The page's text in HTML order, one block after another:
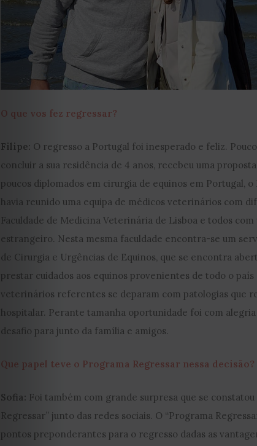
JULHO
2026
2025
2024
2023
2022
2021
Obras
de
Capa
Contactos
Estatuto
Editorial
O que vos fez regressar?
Filipe: O regresso a Portugal foi inesperado e feliz.
concluir a sua residência de 4 anos, recebeu uma
poucos diplomados em cirurgia de equinos em Portugal,
havia reunido uma equipa de médicos veterinários com
Faculdade de Medicina Veterinária de Lisboa e todos
estrangeiro. Nesta mesma faculdade encontra-se um
de Cirurgia e Urgências de Equinos, que se encontra
prestar cuidados aos equinos provenientes de todo o país
veterinários referentes se deparam com patologias que
hospitalar. Perante tamanha oportunidade foi com
desafio para junto da família e amigos.
Que papel teve o Programa Regressar nessa decisão?
Sofia: Foi também com grande surpresa que se
Regressar” junto das redes sociais. O “Programa
pontos preponderantes para o regresso dadas as